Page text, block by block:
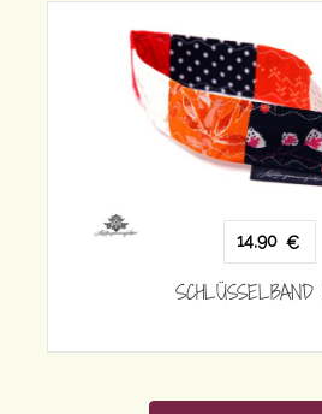
14,90
SCHLÜSSELBAND KURZ